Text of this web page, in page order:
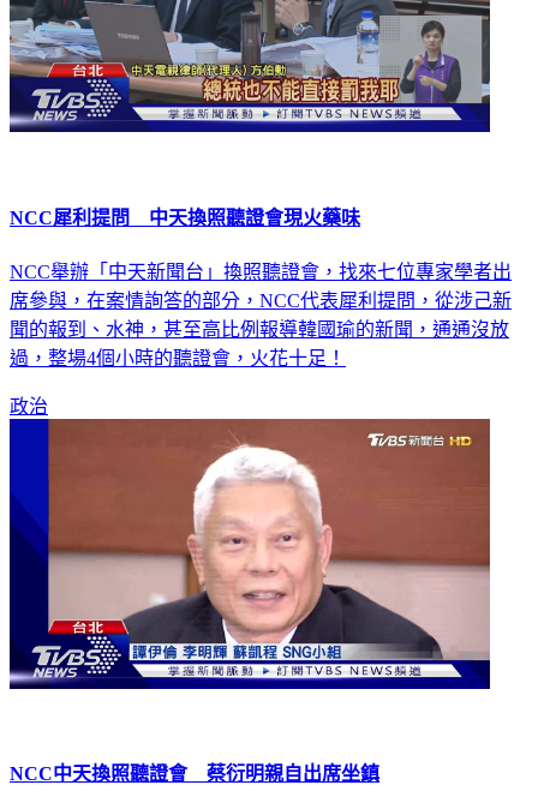
NCC犀利提問 中天換照聽證會現火藥味
NCC舉辦「中天新聞台」換照聽證會，找來七位專家學者出
席參與，在案情詢答的部分，NCC代表犀利提問，從涉己新
聞的報到、水神，甚至高比例報導韓國瑜的新聞，通通沒放
過，整場4個小時的聽證會，火花十足！
政治
NCC中天換照聽證會 蔡衍明親自出席坐鎮